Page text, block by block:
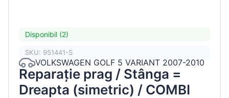
Disponibil (2)
SKU: 951441-S
VOLKSWAGEN GOLF 5 VARIANT 2007-2010
Reparație prag / Stânga =
Dreapta (simetric) / COMBI